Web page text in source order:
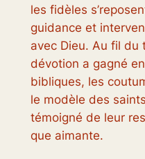
les fidèles
guidance et
avec Dieu. Au fil du
dévotion a gagné
bibliques, les
le modèle des
témoigné de leur
que aimante.